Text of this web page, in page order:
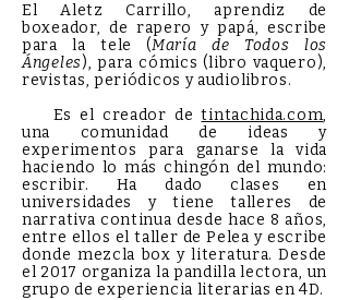
El Aletz Carrillo, aprendiz de
boxeador, de rapero y papá, escribe
para la tele (María de Todos los
Ángeles), para cómics (libro vaquero),
revistas, periódicos y audiolibros.
Es el creador detintachida.com,
una comunidad de ideas y
experimentos para ganarse la vida
haciendo lo más chingón del mundo:
escribir. Ha dado clases en
universidades y tiene talleres de
narrativa continua desde hace 8 años,
entre ellos el taller de Pelea y escribe
donde mezcla box y literatura. Desde
el 2017 organiza la pandilla lectora, un
grupo de experiencia literarias en 4D.